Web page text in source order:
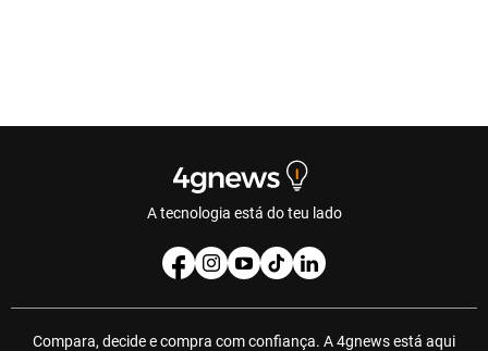
A tecnologia está do teu lado
Compara, decide e compra com confiança. A 4gnews está aqui